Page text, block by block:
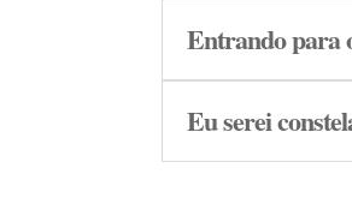
Entrando para
Eu serei